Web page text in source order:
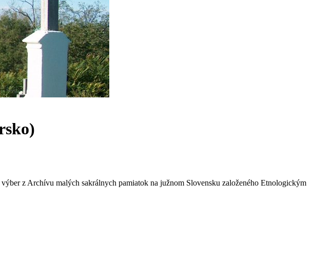
z Archívu malých sakrálnych pamiatok na južnom Slovensku založeného Etnologickým